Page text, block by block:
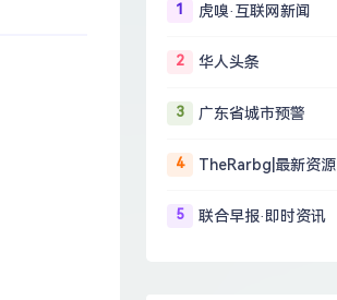
1 虎嗅·互联网新闻
2 华人头条
3 广东省城市预警
4 TheRarbg|最新资源
5 联合早报·即时资讯